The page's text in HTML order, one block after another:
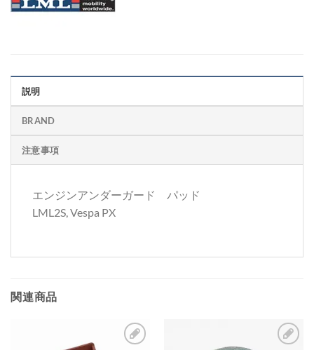
説明
BRAND
注意事項
エンジンアンダーガード パッド
LML2S, Vespa PX
関連商品